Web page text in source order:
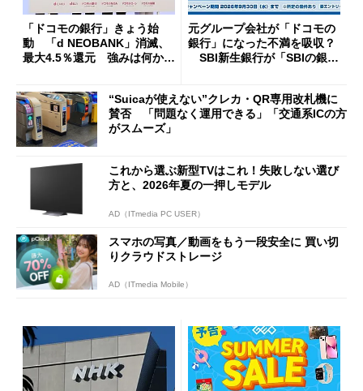
「ドコモの銀行」きょう始
動 「d NEOBANK」消滅、
最大4.5％還元 強みは何か解
元グループ会社が「ドコモの
銀行」になった不満を吸収？
SBI新生銀行が「SBIの銀
開催
“Suicaが使えない”クレカ・QR専用改札機に
賛否 「問題なく運用できる」「交通系ICの方
がスムーズ」
これから選ぶ新型TVはこれ！失敗しない選び
方と、2026年夏の一押しモデル
AD（ITmedia PC USER）
スマホの写真／動画をもう一段安全に 買い切
りクラウドストレージ
AD（ITmedia Mobile）